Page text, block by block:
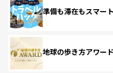
準備も滞在もスマー
地球の歩き方アワー